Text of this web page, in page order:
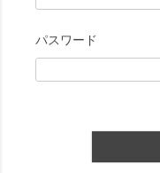
パスワード